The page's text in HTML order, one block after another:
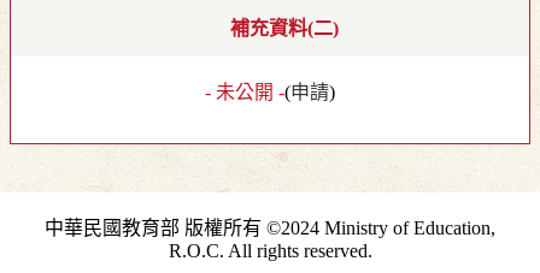
補充資料(二)
- 未公開 -(申請)
中華民國教育部 版權所有 ©2024 Ministry of Education,
R.O.C. All rights reserved.